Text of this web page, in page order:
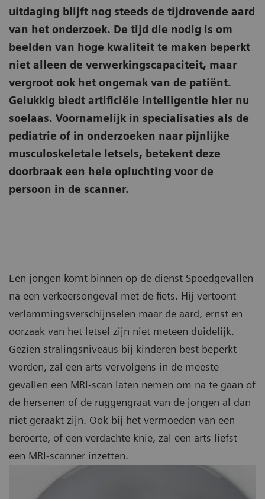
uitdaging blijft nog steeds de tijdrovende aard
van het onderzoek. De tijd die nodig is om
beelden van hoge kwaliteit te maken beperkt
niet alleen de verwerkingscapaciteit, maar
vergroot ook het ongemak van de patiënt.
Gelukkig biedt artificiële intelligentie hier nu
soelaas. Voornamelijk in specialisaties als de
pediatrie of in onderzoeken naar pijnlijke
musculoskeletale letsels, betekent deze
doorbraak een hele opluchting voor de
persoon in de scanner.
Een jongen komt binnen op de dienst Spoedgevallen
na een verkeersongeval met de fiets. Hij vertoont
verlammingsverschijnselen maar de aard, ernst en
oorzaak van het letsel zijn niet meteen duidelijk.
Gezien stralingsniveaus bij kinderen best beperkt
worden, zal een arts vervolgens in de meeste
gevallen een MRI-scan laten nemen om na te gaan of
de hersenen of de ruggengraat van de jongen al dan
niet geraakt zijn. Ook bij het vermoeden van een
beroerte, of een verdachte knie, zal een arts liefst
een MRI-scanner inzetten.